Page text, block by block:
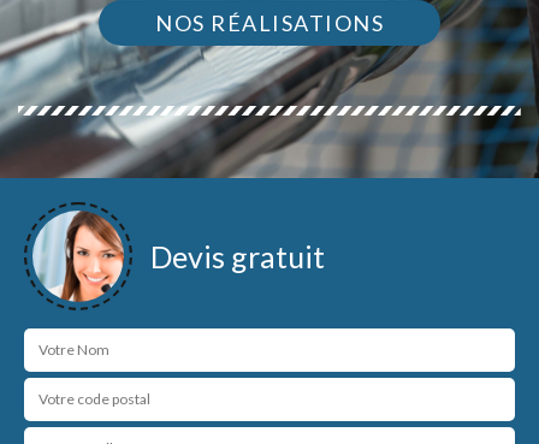
NOS RÉALISATIONS
Devis gratuit